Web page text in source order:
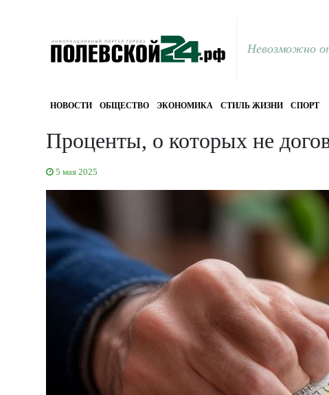
Невозможно
НОВОСТИ ОБЩЕСТВО ЭКОНОМИКА СТИЛЬ ЖИЗНИ СПОРТ
Проценты, о которых не
5 мая 2025